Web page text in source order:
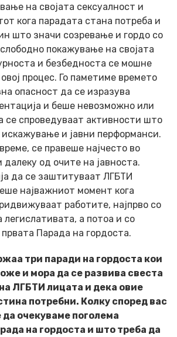
на својата сексуалност и
кога парадата стана потреба и
што значи созревање и гордо со
покажување на својата
и безбедноста се мошне
процес. Го паметиме времето
опасност да се изразува
и беше невозможно или
се спроведуваат активности што
искажување и јавни перформанси.
се правеше најчесто во
од очите на јавноста.
да се заштитуваат ЛГБТИ
најважниот момент кога
работите, најпрво со
а потоа и со
Парада на гордоста.
три паради на гордоста кои
и мора да се развива свеста
ЛГБТИ лицата и дека овие
потребни. Колку според вас
очекуваме поголема
на гордоста и што треба да